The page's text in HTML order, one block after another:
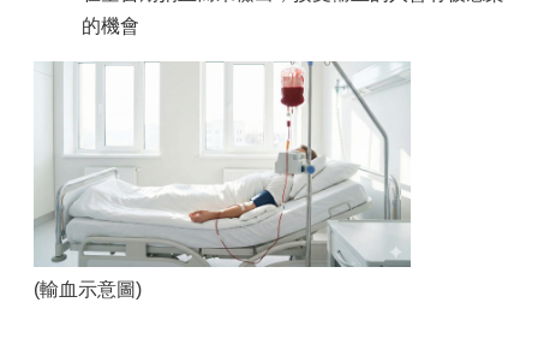
的機會
(輸血示意圖)